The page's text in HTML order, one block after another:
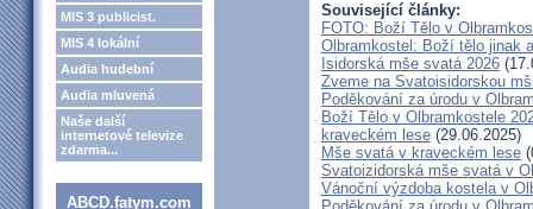
MIS 3 publicist.
MIS 4 lokální
Audia hudební
Audia mluvená
Naše další
internetové televize
zdarma...
ABCD.fatym.com
Související články:
FOTO: Boží Tělo v
Olbramkostel: Boží tělo jinak
Isidorská mše svatá 2026
Zveme na Svatoisidorskou
Poděkování za úrodu v
Boží Tělo v Olbramkostele
kraveckém lese (29.06.2025)
Mše svatá v kraveckém lese
Svatoizidorská mše svatá v
Vánoční výzdoba kostela v